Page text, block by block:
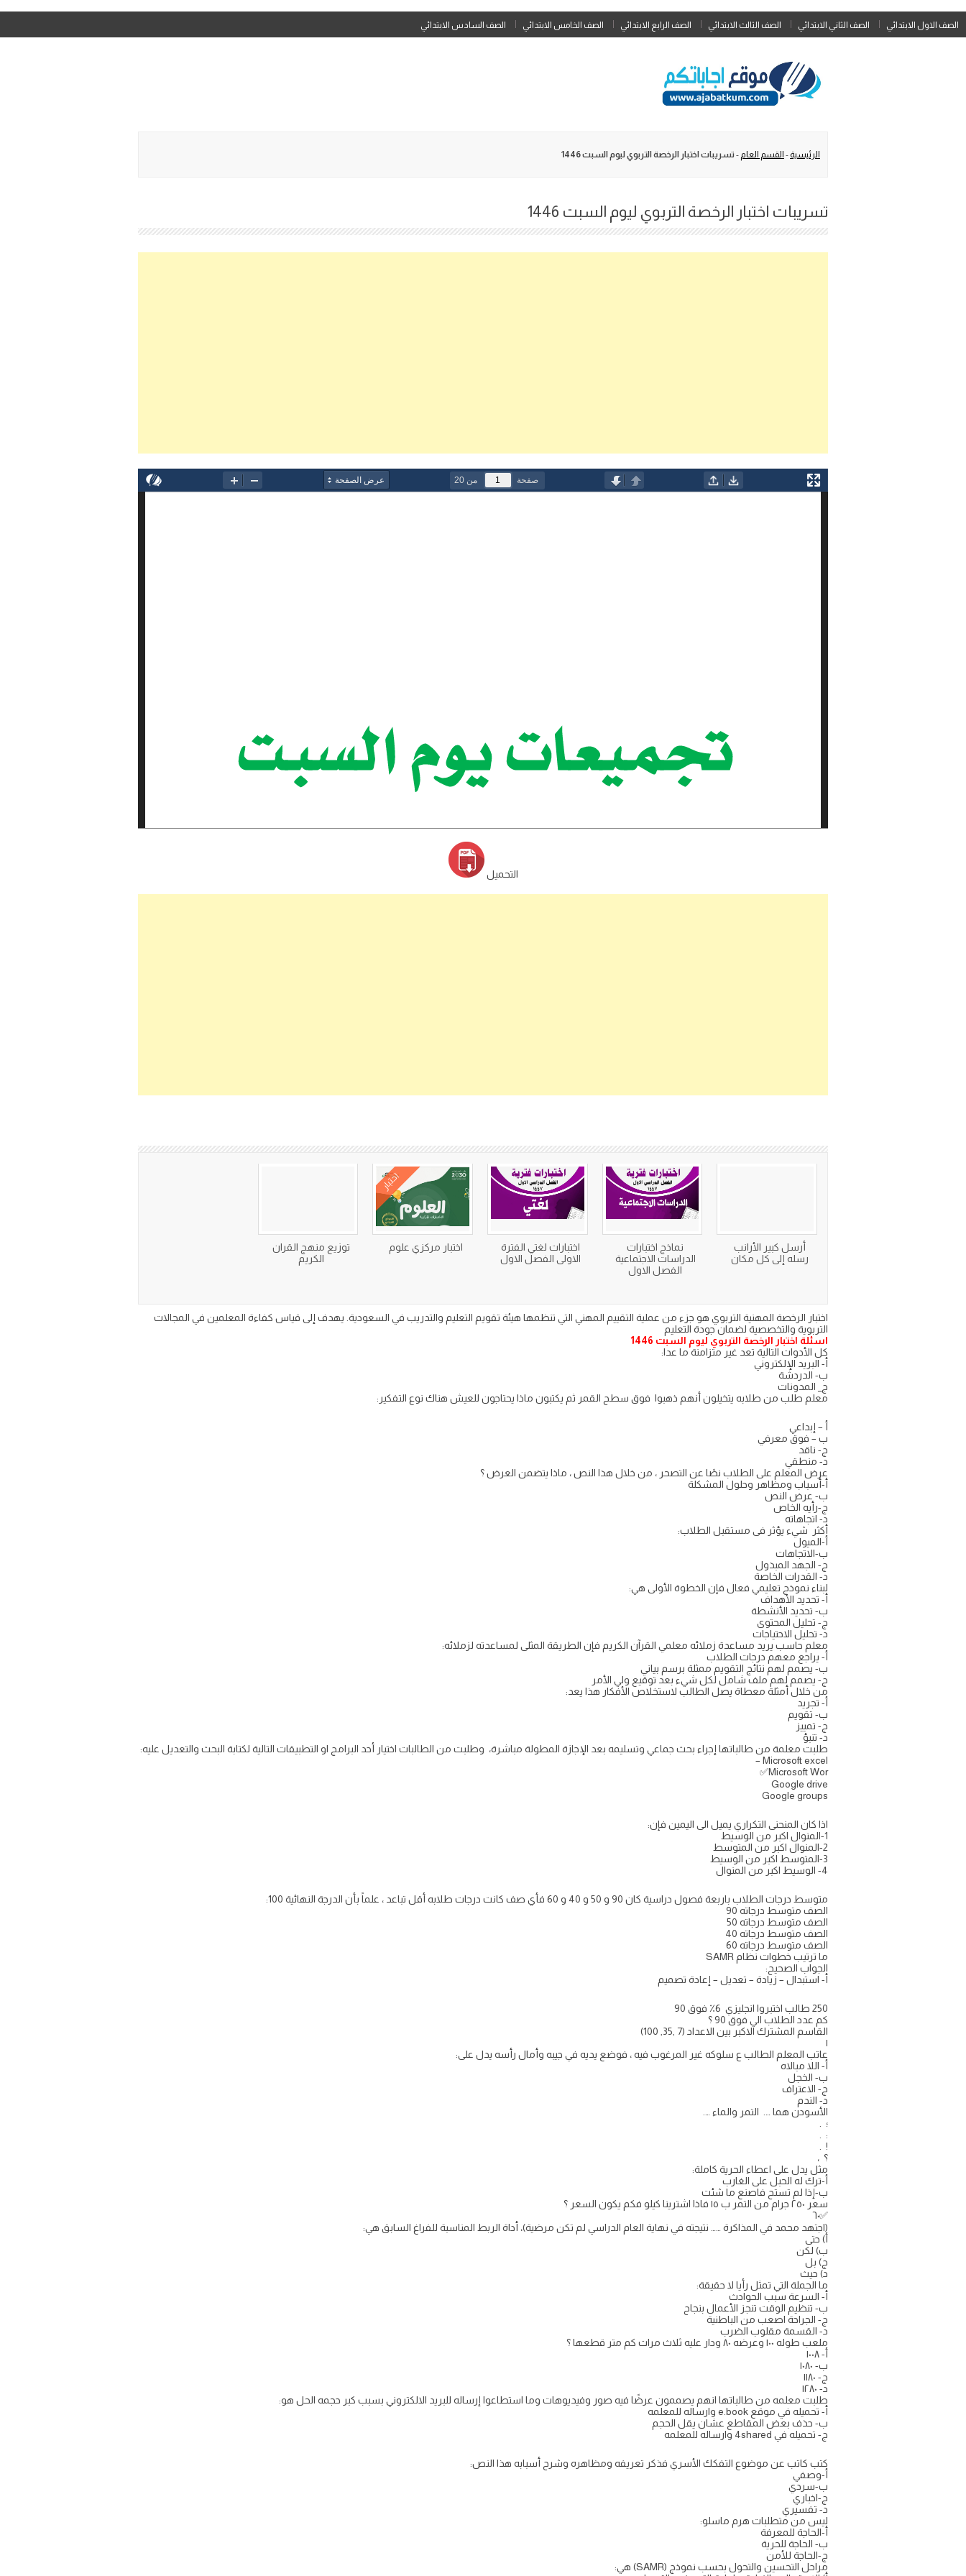
Skip
to
الصف الاول الابتدائي الصف الثاني الابتدائي الصف الثالث الابتدائي الصف الرابع الابتدائي الصف الخامس الابتدائي الصف السادس الابتدائي
الرئيسية - القسم العام -تسريبات اختبار الرخصة التربوي ليوم السبت 1446
تسريبات اختبار الرخصة التربوي ليوم السبت 1446
التحميل
أرسل كبير الأرانب
رسله إلى كل مكان
نماذج اختبارات
الدراسات الاجتماعية
الفصل الاول
اختبارات لغتي الفترة
الاولى الفصل الاول
اختبار
اختبار مركزي علوم
توزيع منهج القران
الكريم
اختبار الرخصة المهنية التربوي هو جزء من عملية التقييم المهني التي تنظمها هيئة تقويم التعليم والتدريب في السعودية. يهدف إلى قياس كفاءة المعلمين في المجالات
التربوية والتخصصية لضمان جودة التعليم
اسئلة اختبار الرخصة التربوي ليوم السبت 1446
كل الأدوات التالية تعد غير متزامنة ما عدا:
أ- البريد الإلكتروني
ب- الدردشة
ج_ المدونات
معلم طلب من طلابه يتخيلون أنهم ذهبوا فوق سطح القمر ثم يكتبون ماذا يحتاجون للعيش هناك نوع التفكير:
أ – إبداعي
ب – فوق معرفي
ج- ناقد
د- منطقي
عرض المعلم على الطلاب نصًا عن التصحر ، من خلال هذا النص ، ماذا يتضمن العرض ؟
أ-أسباب ومظاهر وحلول المشكلة
ب- عرض النص
ج-رأيه الخاص
د- اتجاهاته
أكثر شيء يؤثر فى مستقبل الطلاب:
أ-الميول
ب-الاتجاهات
ج- الجهد المبذول
د- القدرات الخاصة
لبناء نموذج تعليمي فعال فإن الخطوة الأولى هي:
أ- تحديد الأهداف
ب- تحديد الأنشطة
ج- تحليل المحتوى
د- تحليل الاحتياجات
معلم حاسب يريد مساعدة زملائه معلمي القرآن الكريم فإن الطريقة المثلى لمساعدته لزملائه:
أ- يراجع معهم درجات الطلاب
ب- يصمم لهم نتائج التقويم ممثلة برسم بياني
ج- يصمم لهم ملف شامل لكل شيء بعد توقيع ولي الأمر
من خلال أمثلة معطاة يصل الطالب لاستخلاص الأفكار هذا يعد:
أ- تجريد
ب- تقويم
ج- تمييز
د- تنبؤ
طلبت معلمة من طالباتها إجراء بحث جماعي وتسليمه بعد الإجازة المطولة مباشرة، وطلبت من الطالبات اختيار أحد البرامج او التطبيقات التالية لكتابة البحث والتعديل عليه:
Microsoft excel –
Microsoft Wor✅
Google drive
Google groups
اذا كان المنحنى التكراري يميل الى اليمين فإن:
1-المنوال اكبر من الوسيط
2-المنوال اكبر من المتوسط
3-المتوسط اكبر من الوسيط
4- الوسيط اكبر من المنوال
متوسط درجات الطلاب باربعة فصول دراسية كان 90 و 50 و 40 و 60 فأي صف كانت درجات طلابه أقل تباعد ، علماً بأن الدرجة النهائية 100:
الصف متوسط درجاته 90
الصف متوسط درجاته 50
الصف متوسط درجاته 40
الصف متوسط درجاته 60
ما ترتيب خطوات نظام SAMR
الجواب الصحيح:
أ- استبدال – زيادة – تعديل – إعادة تصميم
250 طالب اختبروا انجليزي 6٪ فوق 90
كم عدد الطلاب الي فوق 90 ؟
القاسم المشترك الاكبر بين الاعداد (7 ,35, 100)
١
عاتب المعلم الطالب ع سلوكه غير المرغوب فيه ، فوضع يديه في جيبه وأمال رأسه يدل على:
أ- اللا مبالاه
ب- الخجل
ج- الاعتراف
د- الندم
الأسودن هما …. التمر والماء ….
؛ .
: .
! .
؟ ،
مثل يدل على اعطاء الحرية كاملة:
أ-ترك له الحبل على الغارب
ب-إذا لم تستح فاصنع ما شئت
سعر ٢٥٠ جرام من التمر ب ١٥ فاذا اشترينا كيلو فكم يكون السعر ؟
✅٦٠
(اجتهد محمد في المذاكرة …… نتيجته في نهاية العام الدراسي لم تكن مرضية)، أداة الربط المناسبة للفراغ السابق هي:
أ) حتى
ب) لكن
ج) بل
د) حيث
ما الجملة التي تمثل رأيا لا حقيقة:
أ- السرعة سبب الحوادث
ب- تنظيم الوقت تنجز الأعمال بنجاح
ج- الجراحة اصعب من الباطنية
د- القسمة مقلوب الضرب
ملعب طوله ١٠٠ وعرضه ٨٠ ودار عليه ثلاث مرات كم متر قطعها ؟
أ- ١٠٠٨
ب- ١٠٨٠
ج- ١١٨٠
د- ١٢٨٠
طلبت معلمه من طالباتها انهم يصممون عرضًا فيه صور وفيديوهات وما استطاعوا إرساله للبريد الالكتروني بسبب كبر حجمه الحل هو:
أ- تحميله في موقع e.book وارساله للمعلمه
ب- حذف بعض المقاطع عشان يقل الحجم
ج- تحميله في 4shared وارساله للمعلمه
كتب كاتب عن موضوع التفكك الأسري فذكر تعريفه ومظاهره وشرح أسبابه هذا النص:
أ-وصفي
ب-سردي
ج-اخباري
د- تفسيري
ليس من متطلبات هرم ماسلو:
أ-الحاجة للمعرفة
ب- الحاجة للحرية
ج-الحاجة للأمن
مراحل التحسين والتحول بحسب نموذج (SAMR) هي: